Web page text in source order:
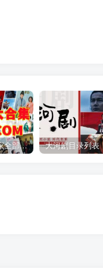
获取大河剧之家全部资源